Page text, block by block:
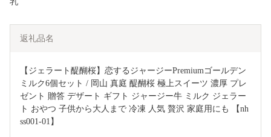
返礼品名
【ジェラート醍醐桜】恋するジャージーPremiumゴールデン
ミルク6個セット / 岡山 真庭 醍醐桜 極上スイーツ 濃厚 プレ
ゼント 贈答 デザート ギフト ジャージー牛 ミルク ジェラー
ト おやつ 子供から大人まで 冷凍 人気 贅沢 家庭用にも 【nh
ss001-01】